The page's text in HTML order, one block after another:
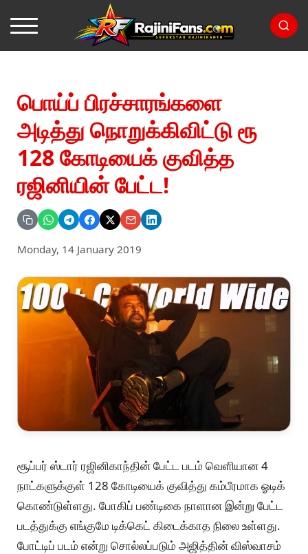
பொய்ப் பிரச்சாரங்களை
அடித்து நொறுக்கிவிட்டு ரூ
128 கோடியைக் குவித்த
ரஜினியின் பேட்ட!
Monday, 14 January 2019
சூப்பர் ஸ்டார் ரஜினிகாந்தின் பேட்ட படம் வெளியான 4
நாட்களுக்குள் 128 கோடியைக் குவித்து கம்பீரமாக ஓடிக்
கொண்டுள்ளது. போகிப் பண்டிகை நாளான இன்று பேட்ட
படத்துக்கு எங்குமே டிக்கெட் கிடைக்காத நிலை உள்ளது.
போட்டிப் படம் என்று சொல்லப்படும் அஜித்தின் விஸ்வாசம்